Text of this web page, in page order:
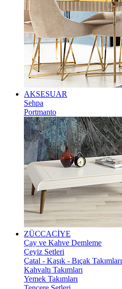
AKSESUAR
Sehpa
Portmanto
ZÜCCACİYE
Çay ve Kahve Demleme
Çeyiz Setleri
Çatal - Kaşık - Bıçak Takımları
Kahvaltı Takımları
Yemek Takımları